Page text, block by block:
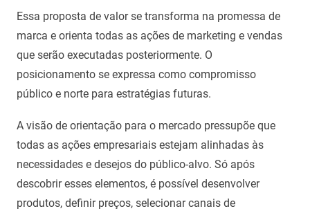
Essa proposta de valor se transforma na promessa de
marca e orienta todas as ações de marketing e vendas
que serão executadas posteriormente. O
posicionamento se expressa como compromisso
público e norte para estratégias futuras.
A visão de orientação para o mercado pressupõe que
todas as ações empresariais estejam alinhadas às
necessidades e desejos do público-alvo. Só após
descobrir esses elementos, é possível desenvolver
produtos, definir preços, selecionar canais de